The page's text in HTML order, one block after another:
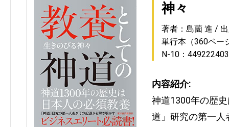
神々
著者：島薗 進
単行本（360ペー
N-10：
内容紹介:
神道1300年の歴
道」研究の第一人